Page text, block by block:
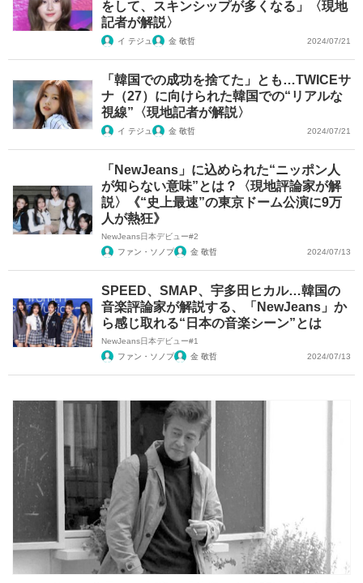
をして、スキンシップが多くなる」〈現地
記者が解説〉
イ テジュ 金 敬哲 2024/07/21
「韓国での成功を捨てた」とも…TWICEサ
ナ（27）に向けられた韓国での“リアルな
視線”〈現地記者が解説〉
イ テジュ 金 敬哲 2024/07/21
「NewJeans」に込められた“ニッポン人
が知らない意味”とは？〈現地評論家が解
説〉《“史上最速”の東京ドーム公演に9万
人が熱狂》
NewJeans日本デビュー#2
ファン・ソノプ
金 敬哲 2024/07/13
SPEED、SMAP、宇多田ヒカル…韓国の
音楽評論家が解説する、「NewJeans」か
ら感じ取れる“日本の音楽シーン”とは
NewJeans日本デビュー#1
ファン・ソノプ
金 敬哲 2024/07/13